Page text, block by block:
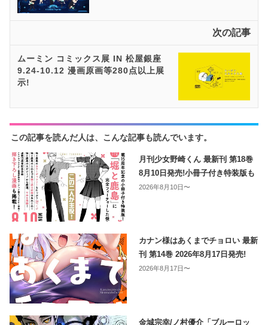
次の記事
ムーミン コミックス展 IN 松屋銀座
9.24-10.12 漫画原画等280点以上展
示!
この記事を読んだ人は、こんな記事も読んでいます。
月刊少女野崎くん 最新刊 第18巻
8月10日発売!小冊子付き特装版も
2026年8月10日〜
カナン様はあくまでチョロい 最新
刊 第14巻 2026年8月17日発売!
2026年8月17日〜
金城宗幸/ノ村優介「ブルーロッ